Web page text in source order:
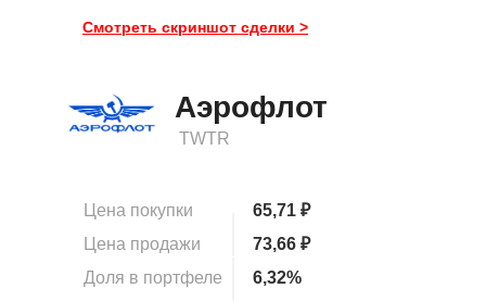
TWTR
Аэрофлот
Цена покупки
Цена продажи
65,71 ₽
73,66 ₽
Доля в портфеле
6,32%
Смотреть скриншот сделки >